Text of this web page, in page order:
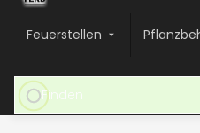
Feuerstellen